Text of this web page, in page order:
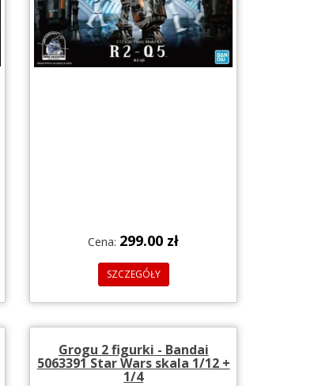
Cena: 299.00 zł
SZCZEGÓŁY
Grogu 2 figurki - Bandai
5063391 Star Wars skala 1/12 +
1/4